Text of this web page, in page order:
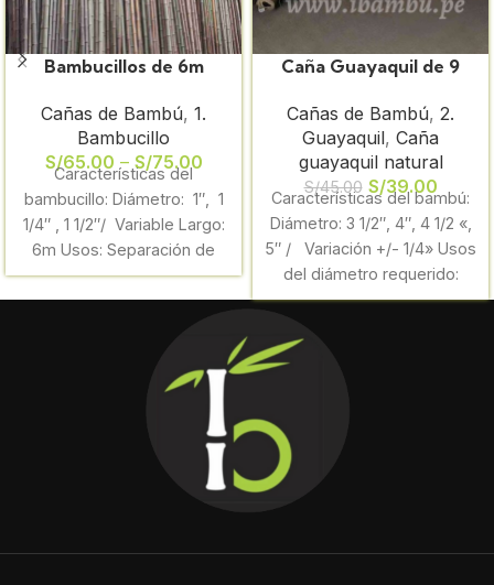
Bambucillos de 6m
sin procesar x paquete
de 10unid
Cañas de Bambú, 1.
Bambucillo
S/65.00 – S/75.00
Características del
bambucillo: Diámetro: 1″, 1
1/4″ , 1 1/2″/ Variable Largo:
6m Usos: Separación de
Ambientes, techado del Sol
Caña Guayaquil de 9
Cañas de Bambú, 2.
Guayaquil, Caña
guayaquil natural
S/45.00 S/39.00
Características del bambú:
Diámetro: 3 1/2″, 4″, 4 1/2 «,
5″ / Variación +/- 1/4» Usos
del diámetro requerido:
Viguetas,